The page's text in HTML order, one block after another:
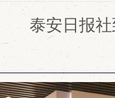
泰安日报